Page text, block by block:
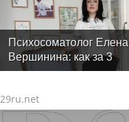
Психосоматолог Елена
Вершинина: как за 3
минуты вернуть себе
29ru.net